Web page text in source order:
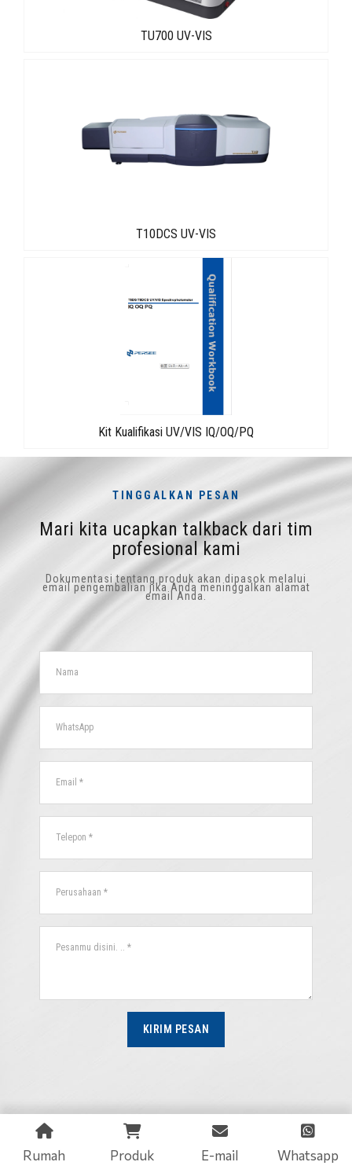
TU700 UV-VIS
T10DCS UV-VIS
Kit Kualifikasi UV/VIS IQ/OQ/PQ
TINGGALKAN PESAN
Mari kita ucapkan talkback dari tim
profesional kami
Dokumentasi tentang produk akan dipasok melalui
email pengembalian jika Anda meninggalkan alamat
email Anda.
KIRIM PESAN
Rumah Produk E-mail Whatsapp